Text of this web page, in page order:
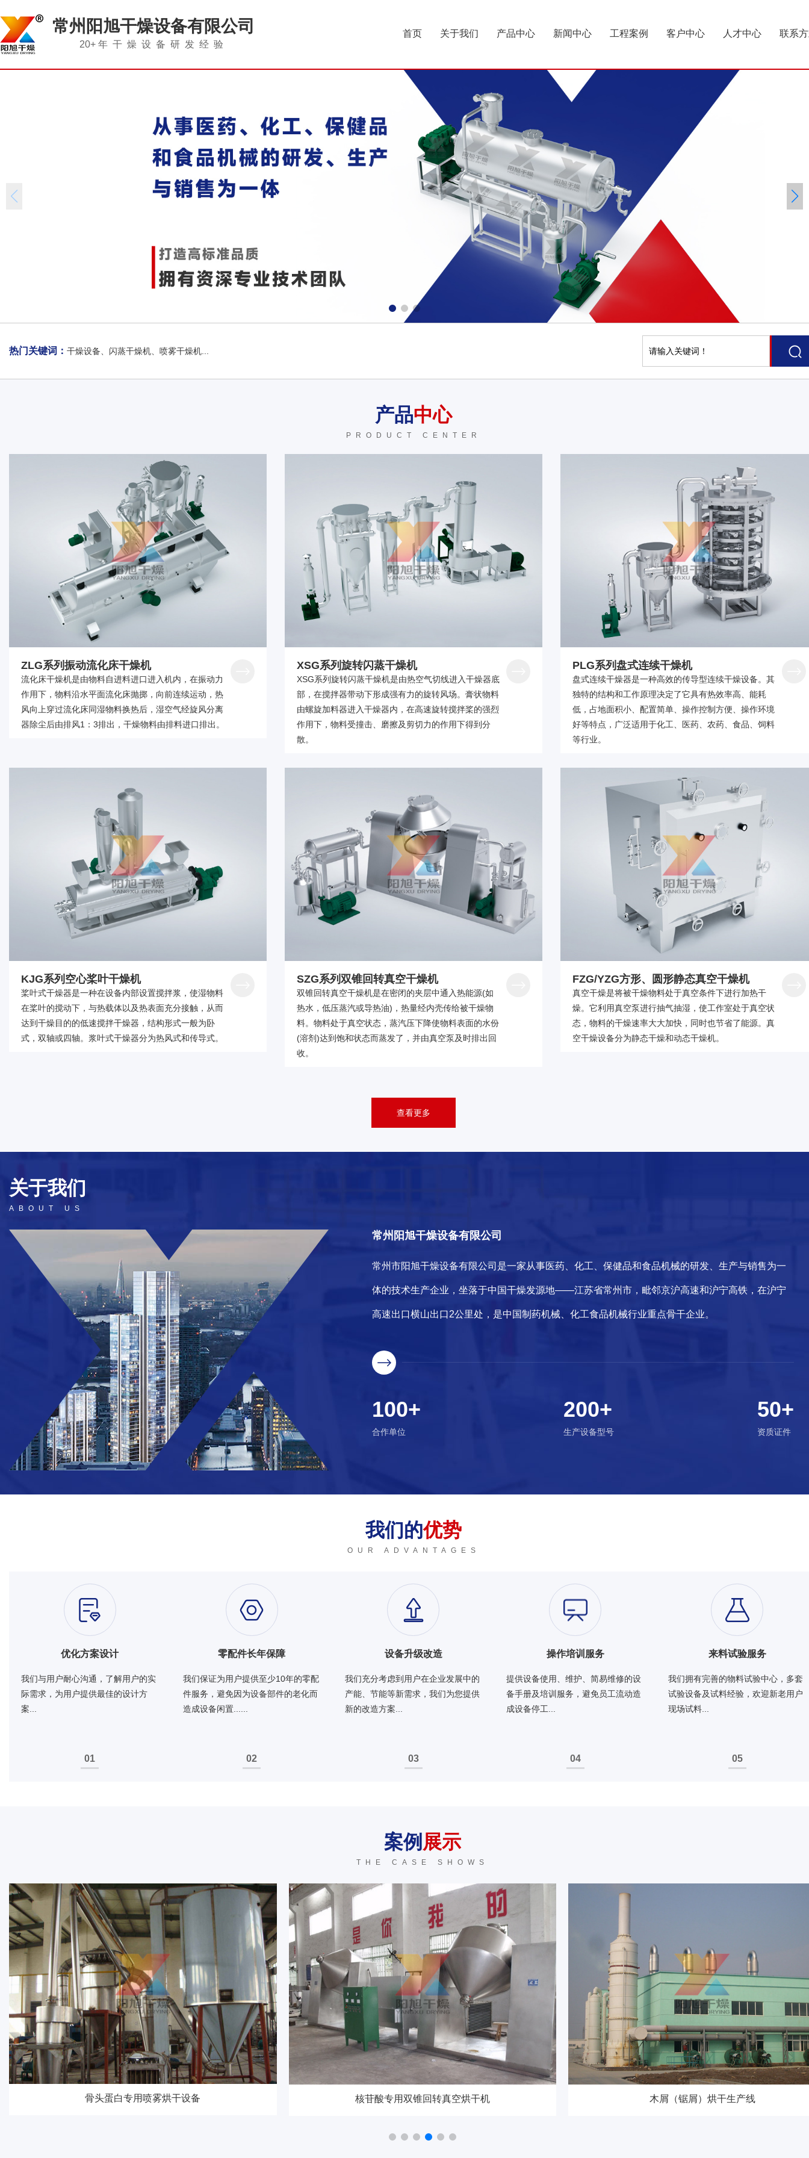
常州阳旭干燥设备有限公司
20+ 年干燥设备研发经验
首页 关于我们 产品中心 新闻中心 工程案例 客户中心 人才中心 联系
热门关键词： 干燥设备、闪蒸干燥机、喷雾干燥机...
产品中心
PRODUCT CENTER
ZLG系列振动流化床干燥机
流化床干燥机是由物料自进料进口进入机内，在振动力
作用下，物料沿水平面流化床抛掷，向前连续运动，热
风向上穿过流化床同湿物料换热后，湿空气经旋风分离
器除尘后由排风1：3排出，干燥物料由排料进口排出。
XSG系列旋转闪蒸干燥机
XSG系列旋转闪蒸干燥机是由热空气切线进入干燥器底
部，在搅拌器带动下形成强有力的旋转风场。膏状物料
由螺旋加料器进入干燥器内，在高速旋转搅拌桨的强烈
作用下，物料受撞击、磨擦及剪切力的作用下得到分
散。
PLG系列盘式连续干燥机
盘式连续干燥器是一种高效的传导型连续干燥设备。其
独特的结构和工作原理决定了它具有热效率高、能耗
低，占地面积小、配置简单、操作控制方便、操作环境
好等特点，广泛适用于化工、医药、农药、食品、饲料
等行业。
KJG系列空心桨叶干燥机
桨叶式干燥器是一种在设备内部设置搅拌浆，使湿物料
在桨叶的搅动下，与热载体以及热表面充分接触，从而
达到干燥目的的低速搅拌干燥器，结构形式一般为卧
式，双轴或四轴。浆叶式干燥器分为热风式和传导式。
SZG系列双锥回转真空干燥机
双锥回转真空干燥机是在密闭的夹层中通入热能源(如
热水，低压蒸汽或导热油)，热量经内壳传给被干燥物
料。物料处于真空状态，蒸汽压下降使物料表面的水份
(溶剂)达到饱和状态而蒸发了，并由真空泵及时排出回
收。
FZG/YZG方形、圆形静态真空干燥机
真空干燥是将被干燥物料处于真空条件下进行加热干
燥。它利用真空泵进行抽气抽湿，使工作室处于真空状
态，物料的干燥速率大大加快，同时也节省了能源。真
空干燥设备分为静态干燥和动态干燥机。
查看更多
关于我们
ABOUT US
常州阳旭干燥设备有限公司
常州市阳旭干燥设备有限公司是一家从事医药、化工、保健品和食品机械的研发、生产与销售为一
体的技术生产企业，坐落于中国干燥发源地——江苏省常州市，毗邻京沪高速和沪宁高铁，在沪宁
高速出口横山出口2公里处，是中国制药机械、化工食品机械行业重点骨干企业。
100+
合作单位
200+
生产设备型号
50+
资质证件
我们的优势
OUR ADVANTAGES
优化方案设计
我们与用户耐心沟通，了解用户的实
际需求，为用户提供最佳的设计方
案...
01
零配件长年保障
我们保证为用户提供至少10年的零配
件服务，避免因为设备部件的老化而
造成设备闲置......
02
设备升级改造
我们充分考虑到用户在企业发展中的
产能、节能等新需求，我们为您提供
新的改造方案...
03
操作培训服务
提供设备使用、维护、简易维修的设
备手册及培训服务，避免员工流动造
成设备停工...
04
来料试验服务
我们拥有完善的物料试验中心，多套
试验设备及试料经验，欢迎新老用户
现场试料...
05
案例 展示
THE CASE SHOWS
骨头蛋白专用喷雾烘干设备 核苷酸专用双锥回转真空烘干机 木屑（锯屑）烘干生产线